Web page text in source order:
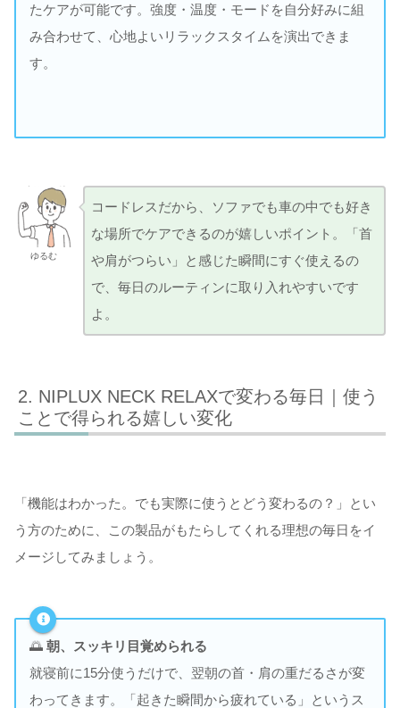
たケアが可能です。強度・温度・モードを自分好みに組
み合わせて、心地よいリラックスタイムを演出できま
す。
ゆるむ
コードレスだから、ソファでも車の中でも好き
な場所でケアできるのが嬉しいポイント。「首
や肩がつらい」と感じた瞬間にすぐ使えるの
で、毎日のルーティンに取り入れやすいです
よ。
NIPLUX NECK RELAXで変わる毎日｜使う
ことで得られる嬉しい変化
「機能はわかった。でも実際に使うとどう変わるの？」とい
う方のために、この製品がもたらしてくれる理想の毎日をイ
メージしてみましょう。
🌅 朝、スッキリ目覚められる
就寝前に15分使うだけで、翌朝の首・肩の重だるさが変
わってきます。「起きた瞬間から疲れている」というス